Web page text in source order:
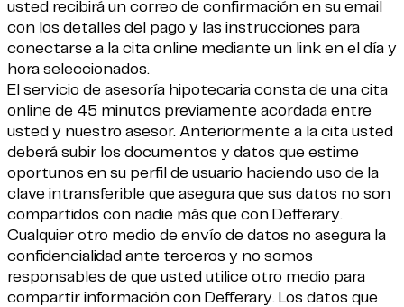
usted recibirá un correo de confirmación en su email
con los detalles del pago y las instrucciones para
conectarse a la cita online mediante un link en el día y
hora seleccionados.
El servicio de asesoría hipotecaria consta de una cita
online de 45 minutos previamente acordada entre
usted y nuestro asesor. Anteriormente a la cita usted
deberá subir los documentos y datos que estime
oportunos en su perfil de usuario haciendo uso de la
clave intransferible que asegura que sus datos no son
compartidos con nadie más que con Defferary.
Cualquier otro medio de envío de datos no asegura la
confidencialidad ante terceros y no somos
responsables de que usted utilice otro medio para
compartir información con Defferary. Los datos que